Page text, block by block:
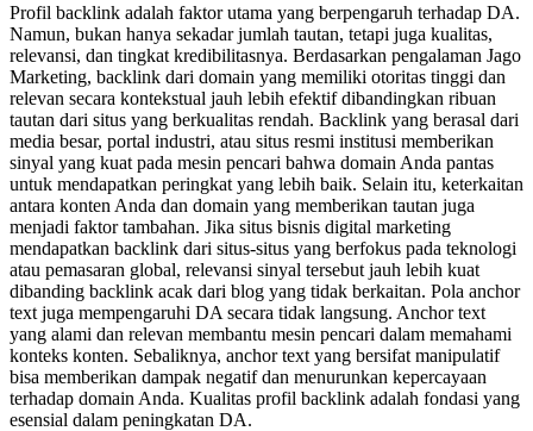
Profil backlink adalah faktor utama yang berpengaruh terhadap DA.
Namun, bukan hanya sekadar jumlah tautan, tetapi juga kualitas,
relevansi, dan tingkat kredibilitasnya. Berdasarkan pengalaman Jago
Marketing, backlink dari domain yang memiliki otoritas tinggi dan
relevan secara kontekstual jauh lebih efektif dibandingkan ribuan
tautan dari situs yang berkualitas rendah. Backlink yang berasal dari
media besar, portal industri, atau situs resmi institusi memberikan
sinyal yang kuat pada mesin pencari bahwa domain Anda pantas
untuk mendapatkan peringkat yang lebih baik. Selain itu, keterkaitan
antara konten Anda dan domain yang memberikan tautan juga
menjadi faktor tambahan. Jika situs bisnis digital marketing
mendapatkan backlink dari situs-situs yang berfokus pada teknologi
atau pemasaran global, relevansi sinyal tersebut jauh lebih kuat
dibanding backlink acak dari blog yang tidak berkaitan. Pola anchor
text juga mempengaruhi DA secara tidak langsung. Anchor text
yang alami dan relevan membantu mesin pencari dalam memahami
konteks konten. Sebaliknya, anchor text yang bersifat manipulatif
bisa memberikan dampak negatif dan menurunkan kepercayaan
terhadap domain Anda. Kualitas profil backlink adalah fondasi yang
esensial dalam peningkatan DA.